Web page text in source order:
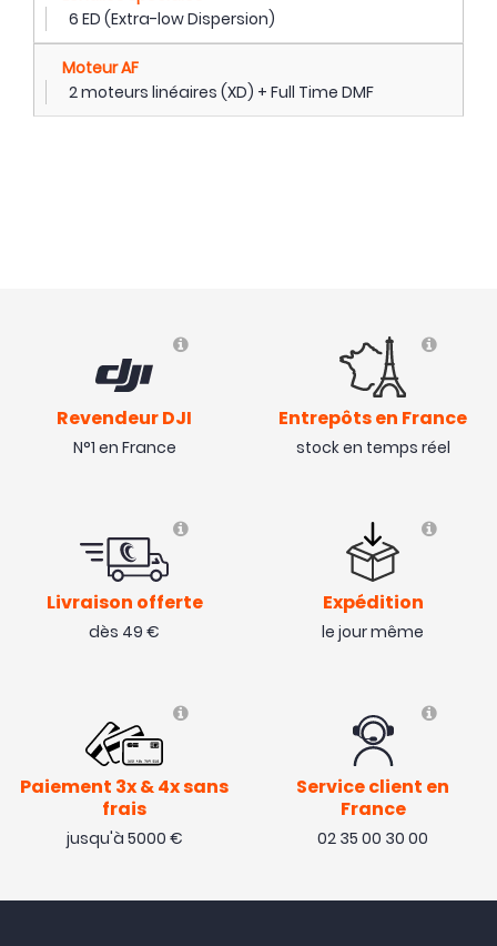
6 ED (Extra-low Dispersion)
Moteur AF
2 moteurs linéaires (XD) + Full Time DMF
Revendeur DJI
N°1 en France
Entrepôts en France
stock en temps réel
Livraison offerte
dès 49 €
Expédition
le jour même
Paiement 3x & 4x sans
frais
jusqu'à 5000 €
Service client en
France
02 35 00 30 00